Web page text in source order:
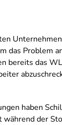
das Problem
bereits das
haben
der